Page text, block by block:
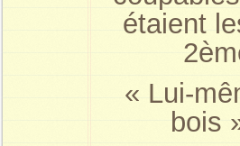
étaient
« Lui-
bois